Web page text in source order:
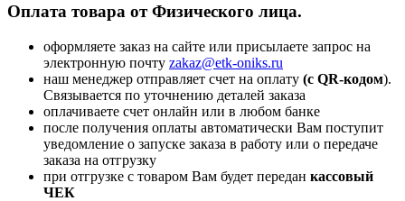
Оплата товара от Физического лица.
оформляете заказ на сайте или присылаете запрос на
электронную почту zakaz@etk-oniks.ru
наш менеджер отправляет счет на оплату (с QR-кодом).
Связывается по уточнению деталей заказа
оплачиваете счет онлайн или в любом банке
после получения оплаты автоматически Вам поступит
уведомление о запуске заказа в работу или о передаче
заказа на отгрузку
при отгрузке с товаром Вам будет передан кассовый
ЧЕК